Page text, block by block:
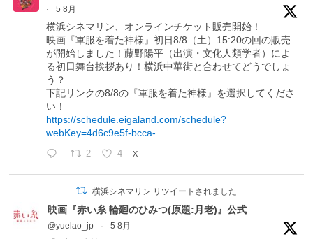
·
5 8月
横浜シネマリン、オンラインチケット販売開始！
映画『軍服を着た神様』初日8/8（土）15:20の回の販売
が開始しました！藤野陽平（出演・文化人類学者）によ
る初日舞台挨拶あり！横浜中華街と合わせてどうでしょ
う？
下記リンクの8/8の『軍服を着た神様』を選択してくださ
い！
https://schedule.eigaland.com/schedule?
webKey=4d6c9e5f-bcca-...
2 4 X
横浜シネマリン リツイートされました
映画『赤い糸 輪廻のひみつ(原題:月老)』公式
@yuelao_jp · 5 8月